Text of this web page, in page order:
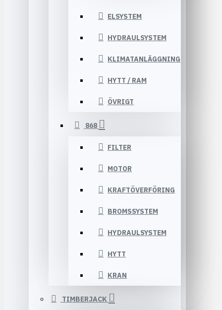
ELSYSTEM
HYDRAULSYSTEM
KLIMATANLÄGGNING
HYTT / RAM
ÖVRIGT
868
FILTER
MOTOR
KRAFTÖVERFÖRING
BROMSSYSTEM
HYDRAULSYSTEM
HYTT
KRAN
TIMBERJACK